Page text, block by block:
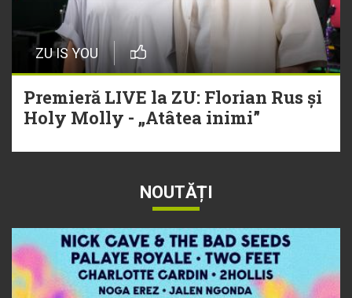
ZU IS YOU
Premieră LIVE la ZU: Florian Rus și
Holy Molly - „Atâtea inimi”
NOUTĂȚI